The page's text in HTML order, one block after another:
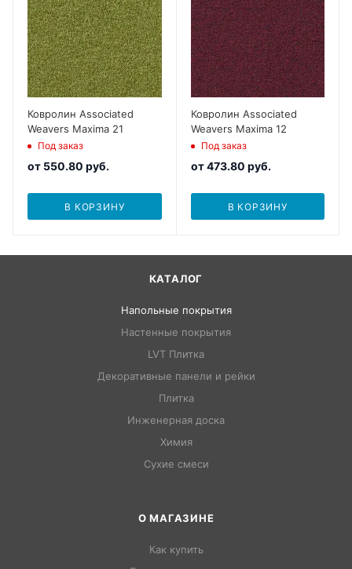
Ковролин Associated
Weavers Maxima 21
Под заказ
от 550.80 руб.
В КОРЗИНУ
Ковролин Associated
Weavers Maxima 12
Под заказ
от473.80 руб.
В КОРЗИНУ
КАТАЛОГ
Напольные покрытия
Настенные покрытия
LVT Плитка
Декоративные панели и рейки
Плитка
Инженерная доска
Химия
Сухие смеси
О МАГАЗИНЕ
Как купить